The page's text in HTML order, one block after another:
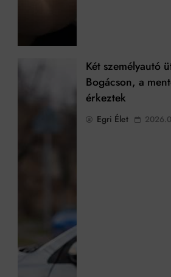
Két személyautó
Bogácson, a
érkeztek
Egri Élet